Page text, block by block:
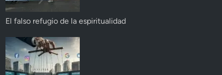
El falso refugio de la espiritualidad